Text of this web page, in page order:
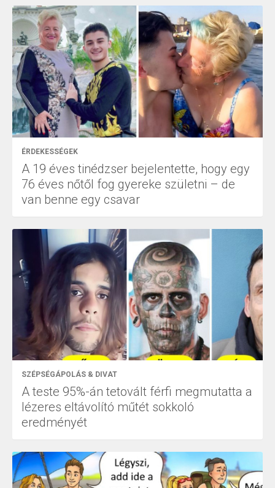
ÉRDEKESSÉGEK
A 19 éves tinédzser bejelentette, hogy egy
76 éves nőtől fog gyereke születni – de
van benne egy csavar
SZÉPSÉGÁPOLÁS & DIVAT
A teste 95%-án tetovált férfi megmutatta a
lézeres eltávolító műtét sokkoló
eredményét